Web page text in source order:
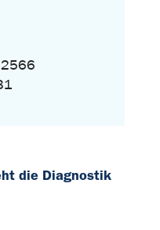
die Diagnostik